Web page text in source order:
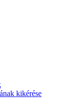
kikérése